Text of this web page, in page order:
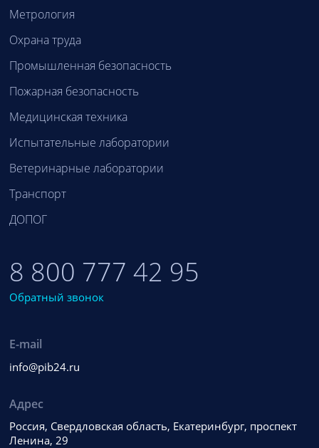
Метрология
Охрана труда
Промышленная безопасность
Пожарная безопасность
Медицинская техника
Испытательные лаборатории
Ветеринарные лаборатории
Транспорт
ДОПОГ
8 800 777 42 95
Обратный звонок
E-mail
info@pib24.ru
Адрес
Россия, Свердловская область, Екатеринбург, проспект
Ленина, 29